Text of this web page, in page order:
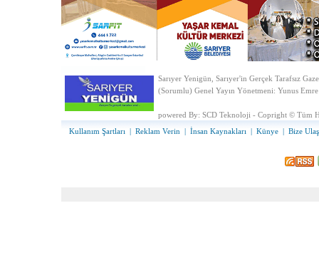
Sarıyer Yenigün, Sarıyer'in Gerçek Tarafsız
(Sorumlu) Genel Yayın Yönetmeni: Yunus
powered By: SCD Teknoloji - Copright © Tüm
Kullanım Şartları Reklam Verin İnsan Kaynakları Künye Bize